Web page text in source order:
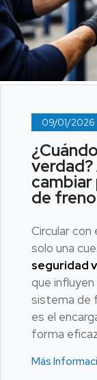
09/01/2026
verdad?
cambiar
de freno
Circular
solo una
seguridad
que
sistema de
es el
forma
Más